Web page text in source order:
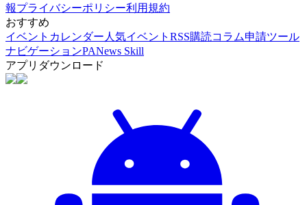
報プライバシーポリシー利用規約
おすすめ
イベントカレンダー 人気イベント RSS購読コラム申請ツール
ナビゲーションPANews Skill
アプリダウンロード